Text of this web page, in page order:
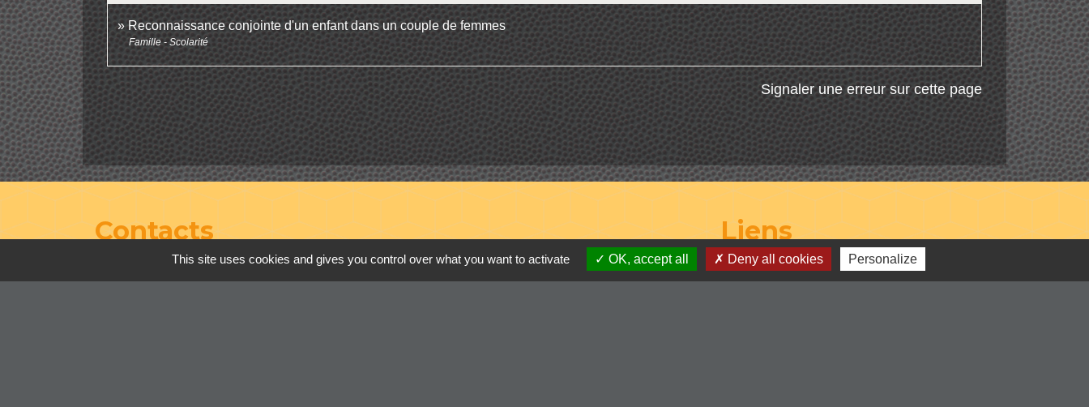
Reconnaissance conjointe d'un enfant dans un couple de femmes
Famille - Scolarité
Signaler une erreur sur cette page
Contacts
Commune de Cordelle
Liens
This site uses cookies and gives you control over what you want to activate OK, accept all Deny all cookies Personalize